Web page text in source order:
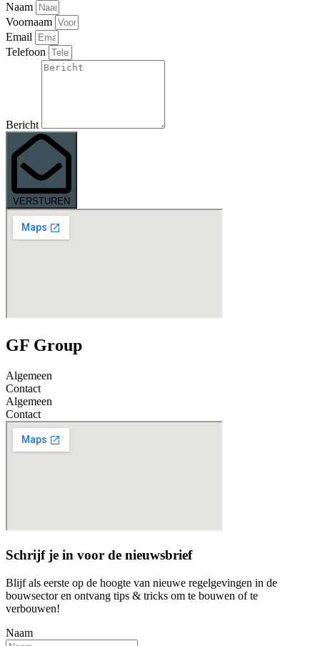
Naam
Voornaam
Email
Telefoon
Bericht
VERSTUREN
GF Group
Algemeen
Contact
Algemeen
Contact
Schrijf je in voor de nieuwsbrief
Blijf als eerste op de hoogte van nieuwe regelgevingen in de
bouwsector en ontvang tips & tricks om te bouwen of te
verbouwen!
Naam